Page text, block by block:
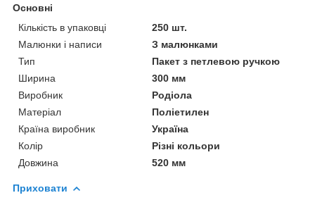
Основні
Кількість в упаковці
250 шт.
Малюнки і написи
З малюнками
Тип
Пакет з петлевою ручкою
Ширина
300 мм
Виробник
Родіола
Матеріал
Поліетилен
Країна виробник
Україна
Колір
Різні кольори
Довжина
520 мм
Приховати